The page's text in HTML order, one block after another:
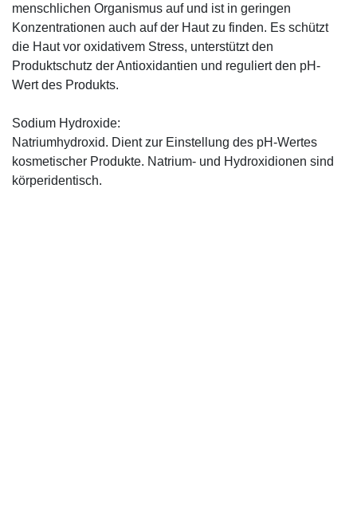
menschlichen Organismus auf und ist in geringen
Konzentrationen auch auf der Haut zu finden. Es schützt
die Haut vor oxidativem Stress, unterstützt den
Produktschutz der Antioxidantien und reguliert den pH-
Wert des Produkts.
Sodium Hydroxide:
Natriumhydroxid. Dient zur Einstellung des pH-Wertes
kosmetischer Produkte. Natrium- und Hydroxidionen sind
körperidentisch.